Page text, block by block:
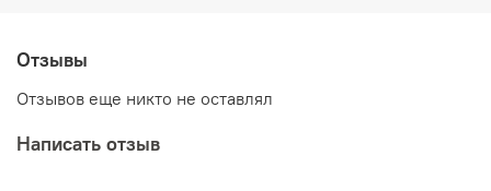
Отзывы
Отзывов еще никто не оставлял
Написать отзыв